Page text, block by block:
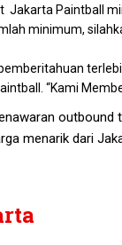
Jakarta Paintball
minimum,
“Kami
outbound
menarik dari